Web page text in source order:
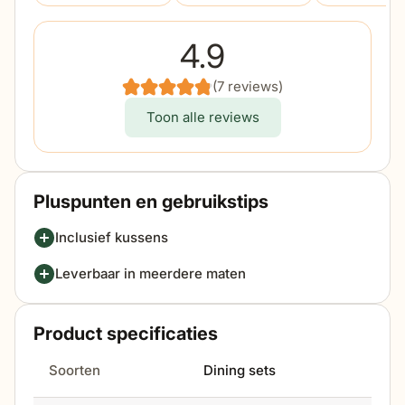
Het is mogelijk om de tuintafel het hele jaar buiten
te laten staan. Ook kan de tuintafel beschermd
worden met onze Outdoor Cover beschermhoezen.
Wij adviseren je hier graag over.
4.9
(7 reviews)
Toon alle reviews
Pluspunten en gebruikstips
Inclusief kussens
Leverbaar in meerdere maten
Product specificaties
Soorten Dining sets